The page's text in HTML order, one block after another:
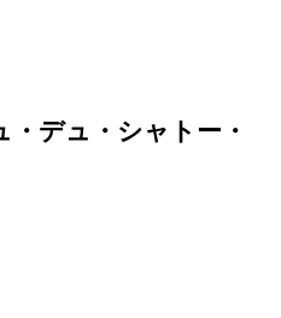
デュ・シャトー・